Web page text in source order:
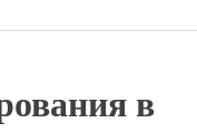
в